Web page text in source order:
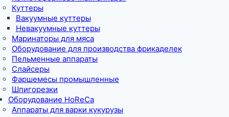
Куттеры
Вакуумные куттеры
Невакуумные куттеры
Маринаторы для мяса
Оборудование для производства фрикаделек
Пельменные аппараты
Слайсеры
Фаршемесы промышленные
Шпигорезки
Оборудование HoReCa
Аппараты для варки кукурузы